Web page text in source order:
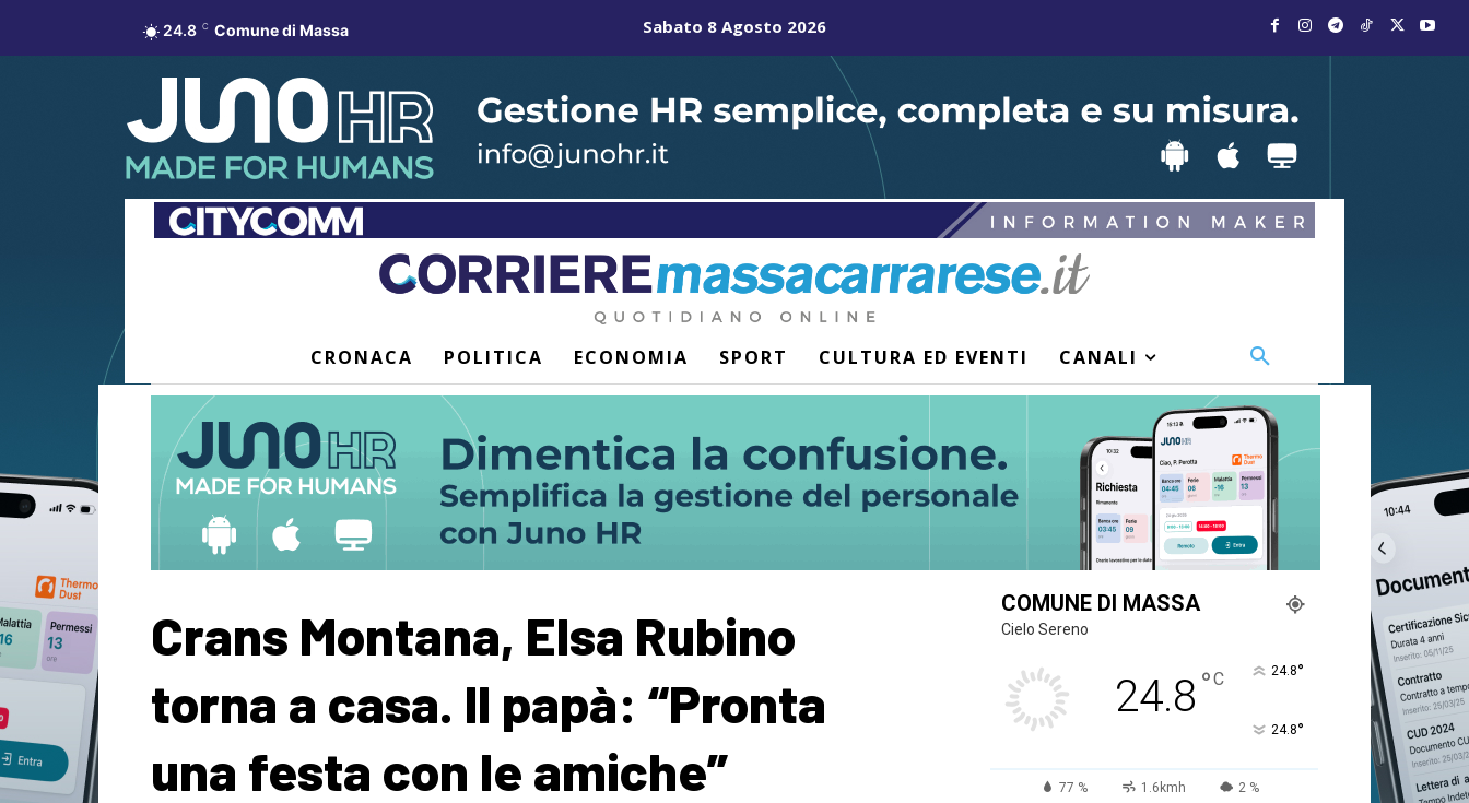
24.8 C Comune di Massa Sabato 8 Agosto 2026
CRONACA POLITICA ECONOMIA SPORT CULTURA ED EVENTI CANALI
Crans Montana, Elsa Rubino
torna a casa. Il papà: “Pronta
una festa con le amiche”
COMUNE DI MASSA
Cielo Sereno
24.8 °C 24.8°
24.8°
77 % 1.6kmh 2 %